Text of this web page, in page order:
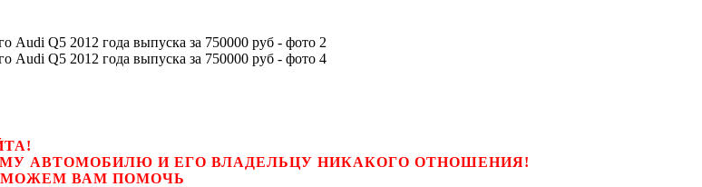
АВТОМОБИЛЮ И ЕГО ВЛАДЕЛЬЦУ НИКАКОГО ОТНОШЕНИЯ!
СМОЖЕМ ВАМ ПОМОЧЬ